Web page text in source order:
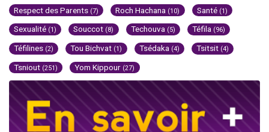
Respect des Parents (7) Roch Hachana (10) Santé (1)
Sexualité (1) Souccot (8) Techouva (5) Téfila (96)
Téfilines (2) Tou Bichvat (1) Tsédaka (4) Tsitsit (4)
Tsniout (251) Yom Kippour (27)